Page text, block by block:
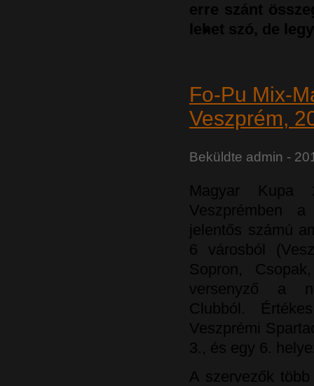
erre szánt
lehet szó, de
Fo-Pu Mix-
Veszprém,
Beküldte admin -
Magyar Kupa
Veszprémben
jelentős számú
6 városból
Sopron,
versenyző a
Clubból.
Veszprémi
3., és egy 6.
A szervezők